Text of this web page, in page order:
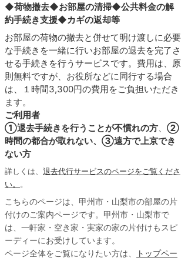
◆荷物撤去◆お部屋の清掃◆公共料金の解
約手続き支援◆カギの返却等
お部屋の荷物の撤去と併せて明け渡しに必要
な手続きを一緒に行いお部屋の退去を完了さ
せる手続きを行うサービスです。費用は、原
則無料ですが、お役所などに同行する場合
は、１時間3,300円の費用をご負担いただき
ます。
ご利用者
①退去手続きを行うことが不慣れの方
②
時間の都合が取れない、③遠方で上京でき
ない方
詳しくは、 退去代行サービスのページをご覧くださ
い。
。
こちらのページは、甲州市・山梨市の部屋の片
付けのご案内ページです。甲州市・山梨市で
は、一軒家・空き家・実家の家の片付けもスピ
ーディーにお受けしています。
ページ全体をご覧になりたい方は、
トップペー